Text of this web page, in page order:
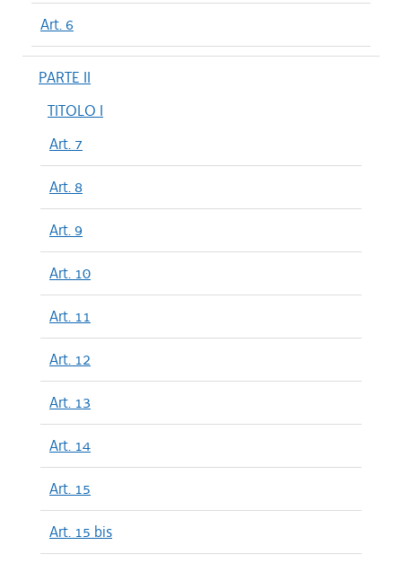
Art. 6
PARTE II
TITOLO I
Art. 7
Art. 8
Art. 9
Art. 10
Art. 11
Art. 12
Art. 13
Art. 14
Art. 15
Art. 15 bis